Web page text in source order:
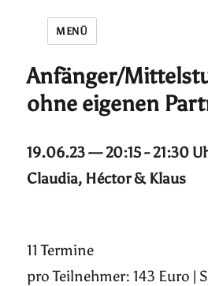
MENÜ
Anfänger/
ohne eigenen
19.06.23 — 20:15 - 21:30
Claudia, Héctor & Klaus
11 Termine
pro Teilnehmer: 143 Euro |